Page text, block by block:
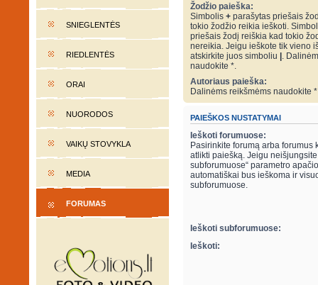
SNIEGLENTĖS
RIEDLENTĖS
ORAI
NUORODOS
VAIKŲ STOVYKLA
MEDIA
FORUMAS
Žodžio paieška:
Simbolis + parašytas priešais
tokio žodžio reikia ieškoti.
priešais žodį reiškia kad tokio
nereikia. Jeigu ieškote tik vieno
atskirkite juos simboliu .
naudokite *.
Autoriaus paieška:
Dalinėms reikšmėms naudokite
PAIEŠKOS NUSTATYMAI
Ieškoti forumuose:
Pasirinkite forumą arba forumus
atlikti paiešką. Jeigu neišjungsite
subforumuose“ parametro
automatiškai bus ieškoma ir
subforumuose.
Ieškoti subforumuose:
Ieškoti: